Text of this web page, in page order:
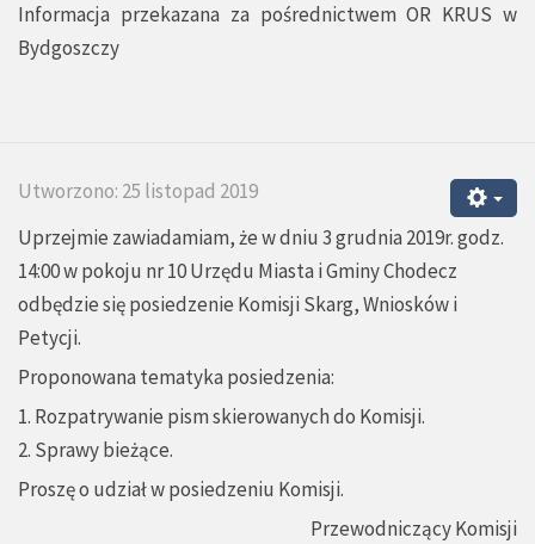
Informacja przekazana za pośrednictwem OR KRUS w
Bydgoszczy
Utworzono: 25 listopad 2019
Uprzejmie zawiadamiam, że w dniu 3 grudnia 2019r. godz.
14:00 w pokoju nr 10 Urzędu Miasta i Gminy Chodecz
odbędzie się posiedzenie Komisji Skarg, Wniosków i
Petycji.
Proponowana tematyka posiedzenia:
1. Rozpatrywanie pism skierowanych do Komisji.
2. Sprawy bieżące.
Proszę o udział w posiedzeniu Komisji.
Przewodniczący Komisji